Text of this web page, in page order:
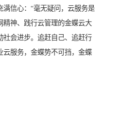
满信心：“毫无疑问，云服务是
精神、践行云管理的金蝶云大
社会进步。追赶自己、追赶行
云服务，金蝶势不可挡，金蝶